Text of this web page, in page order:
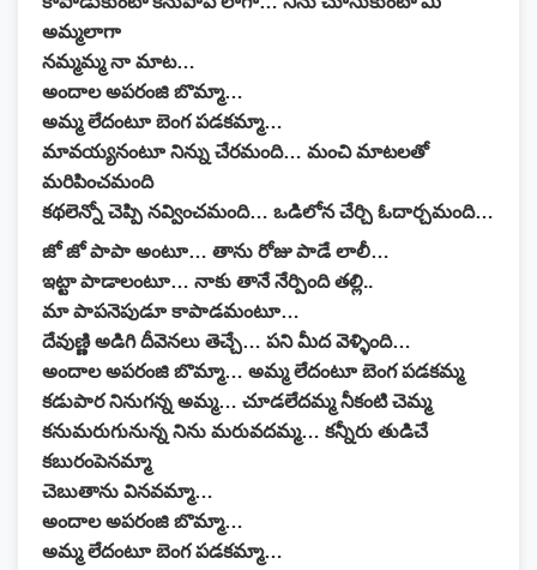
అమ్మలాగా
నమ్మమ్మ నా మాట…
అందాల అపరంజి బొమ్మా…
అమ్మ లేదంటూ బెంగ పడకమ్మా…
మావయ్యనంటూ నిన్ను చేరమంది… మంచి మాటలతో
మరిపించమంది
కథలెన్నో చెప్పి నవ్వించమంది… ఒడిలోన చేర్చి ఓదార్చమంది…
జో జో పాపా అంటూ… తాను రోజు పాడే లాలీ…
ఇట్టా పాడాలంటూ… నాకు తానే నేర్పింది తల్లి..
మా పాపనెపుడూ కాపాడమంటూ…
దేవుణ్ణి అడిగి దీవెనలు తెచ్చే… పని మీద వెళ్ళింది…
అందాల అపరంజి బొమ్మా… అమ్మ లేదంటూ బెంగ పడకమ్మ
కడుపార నినుగన్న అమ్మ… చూడలేదమ్మ నీకంటి చెమ్మ
కనుమరుగునున్న నిను మరువదమ్మ… కన్నీరు తుడిచే
కబురంపెనమ్మా
చెబుతాను వినవమ్మా…
అందాల అపరంజి బొమ్మా…
అమ్మ లేదంటూ బెంగ పడకమ్మా…